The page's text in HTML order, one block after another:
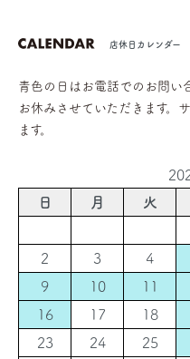
店休日カレンダー
青色の日はお電話でのお問い
お休みさせていただきます。
ます。
日
月 火
2
3 4
9
10 11
16
17 18
23
24 25